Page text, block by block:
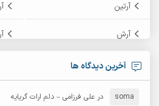
آرتین
آرش
آرش امامی
آرش دی جی 2
آخرین دیدگاه ها
soma در علی فرزامی – دلم ارات گریایه